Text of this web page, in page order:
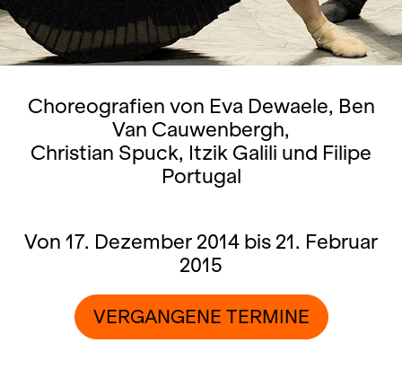
Choreografien von Eva Dewaele, Ben
Van Cauwenbergh,
Christian Spuck, Itzik Galili und Filipe
Portugal
Von 17. Dezember 2014 bis 21. Februar
2015
VERGANGENE TERMINE